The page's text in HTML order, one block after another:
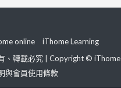
online
iThome Learning
、轉載必究 | Copyright © iThome
與會員使用條款